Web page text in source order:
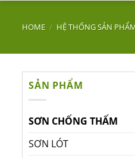
HOME / HỆ THỐNG SẢN
SẢN PHẨM
SƠN CHỐNG THẤM
SƠN LÓT